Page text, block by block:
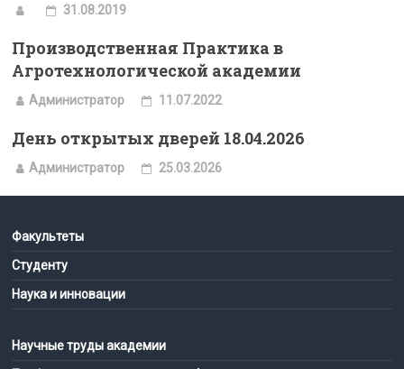
31.08.2019
Производственная Практика в
Агротехнологической академии
Администратор 11.07.2022
День открытых дверей 18.04.2026
Администратор 25.03.2026
Факультеты
Студенту
Наука и инновации
Научные труды академии